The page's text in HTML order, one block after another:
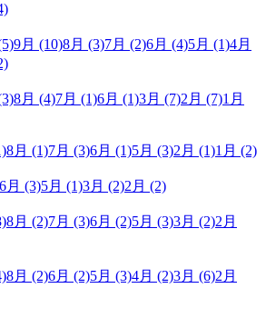
9月 (10)8月 (3)7月 (2)6月 (4)5月 (1)4月
8月 (4)7月 (1)6月 (1)3月 (7)2月 (7)1月
8月 (1)7月 (3)6月 (1)5月 (3)2月 (1)1月 (2)
6月 (3)5月 (1)3月 (2)2月 (2)
8月 (2)7月 (3)6月 (2)5月 (3)3月 (2)2月
8月 (2)6月 (2)5月 (3)4月 (2)3月 (6)2月